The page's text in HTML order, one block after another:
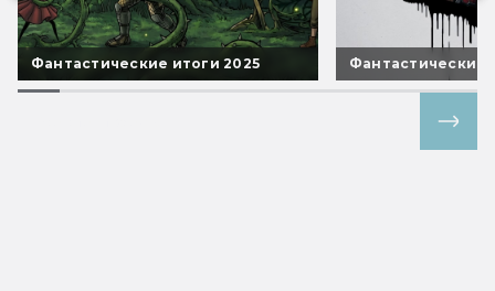
Фантастические итоги 2025 Фантастические